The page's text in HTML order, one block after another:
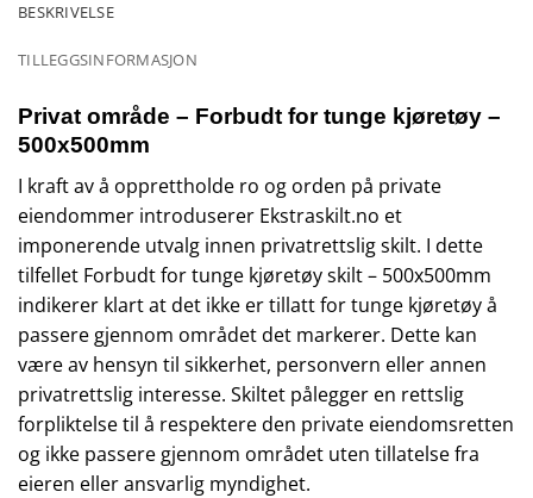
BESKRIVELSE
TILLEGGSINFORMASJON
Privat område – Forbudt for tunge kjøretøy –
500x500mm
I kraft av å opprettholde ro og orden på private
eiendommer introduserer Ekstraskilt.no et
imponerende utvalg innen privatrettslig skilt. I dette
tilfellet Forbudt for tunge kjøretøy skilt – 500x500mm
indikerer klart at det ikke er tillatt for tunge kjøretøy å
passere gjennom området det markerer. Dette kan
være av hensyn til sikkerhet, personvern eller annen
privatrettslig interesse. Skiltet pålegger en rettslig
forpliktelse til å respektere den private eiendomsretten
og ikke passere gjennom området uten tillatelse fra
eieren eller ansvarlig myndighet.